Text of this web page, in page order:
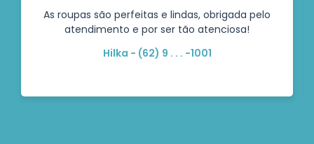
As roupas são perfeitas e lindas, obrigada pelo
atendimento e por ser tão atenciosa!
Hilka - (62) 9 . . . -1001